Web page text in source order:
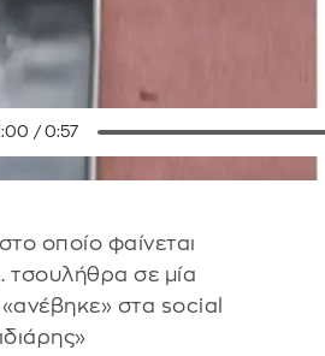
οποίο φαίνεται
τσουλήθρα σε μία
«ανέβηκε» στα social